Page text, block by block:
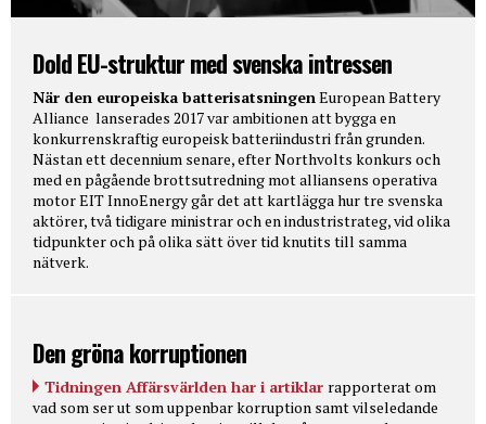
Dold EU-struktur med svenska intressen
När den europeiska batterisatsningen European Battery
Alliance lanserades 2017 var ambitionen att bygga en
konkurrenskraftig europeisk batteriindustri från grunden.
Nästan ett decennium senare, efter Northvolts konkurs och
med en pågående brottsutredning mot alliansens operativa
motor EIT InnoEnergy går det att kartlägga hur tre svenska
aktörer, två tidigare ministrar och en industristrateg, vid olika
tidpunkter och på olika sätt över tid knutits till samma
nätverk.
Den gröna korruptionen
Tidningen Affärsvärlden har i artiklar rapporterat om
vad som ser ut som uppenbar korruption samt vilseledande